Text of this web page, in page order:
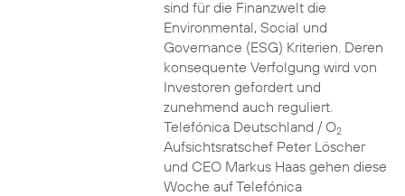
sind für die Finanzwelt die
Environmental, Social und
Governance (ESG) Kriterien. Deren
konsequente Verfolgung wird von
Investoren gefordert und
zunehmend auch reguliert.
Telefónica Deutschland / O2
Aufsichtsratschef Peter Löscher
und CEO Markus Haas gehen diese
Woche auf Telefónica